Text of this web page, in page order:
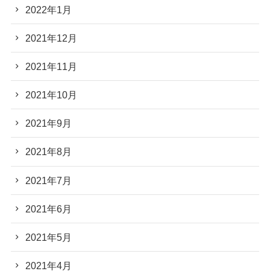
2022年1月
2021年12月
2021年11月
2021年10月
2021年9月
2021年8月
2021年7月
2021年6月
2021年5月
2021年4月